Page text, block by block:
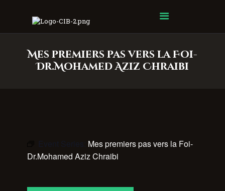
Mes premiers pas vers la Foi-
Dr.Mohamed Aziz Chraibi
Centre Islamique Badr
Event Series: Mes premiers pas vers la Foi-
Dr.Mohamed Aziz Chraibi